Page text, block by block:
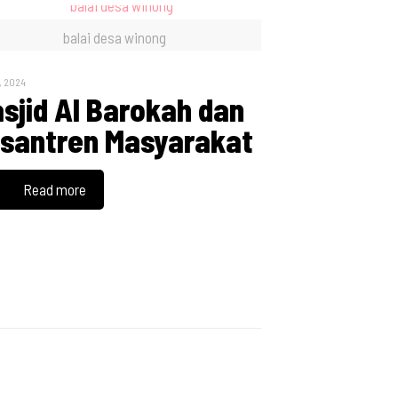
balai desa winong
2024
Al Barokah dan
Masyarakat
Read more